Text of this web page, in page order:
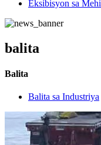
Eksibisyon sa
balita
Balita
Balita sa Industriya